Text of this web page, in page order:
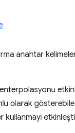
anahtar
olarak